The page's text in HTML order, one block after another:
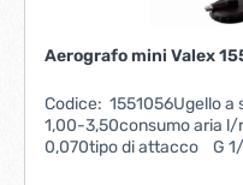
Codice: 1551056Ugello
1,00-3,50consumo aria
0,070tipo di attacco G